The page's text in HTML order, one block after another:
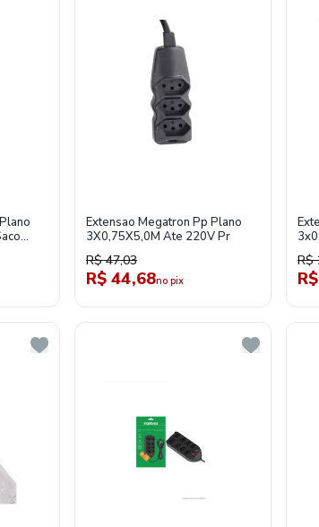
Extensao Megatron Pp Plano
3X0,75X5,0M Ate 220V Pr
R$ 47,03
R$ 44,68no pix
R$